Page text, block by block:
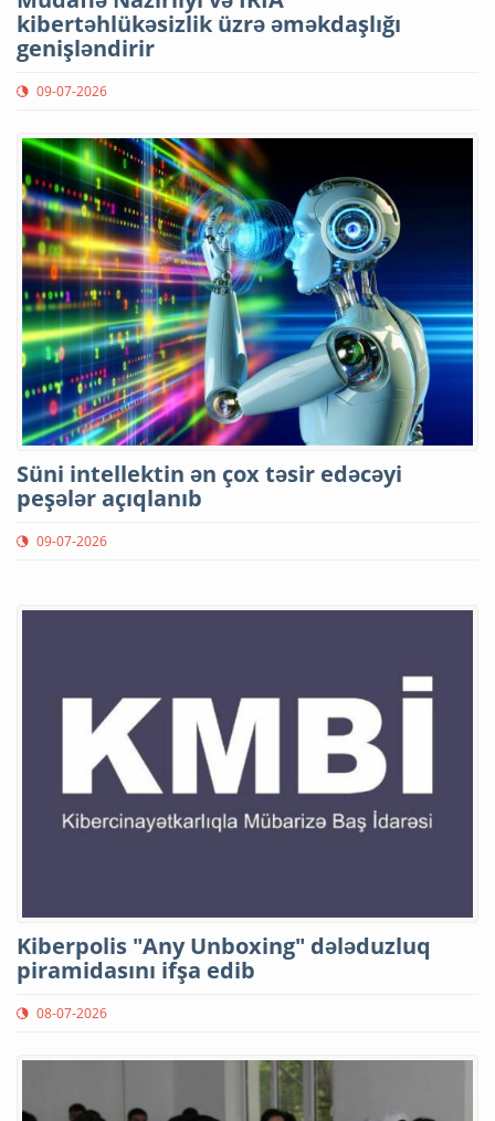
kibertəhlükəsizlik üzrə əməkdaşlığı
genişləndirir
09-07-2026
Süni intellektin ən çox təsir edəcəyi
peşələr açıqlanıb
09-07-2026
Kiberpolis "Any Unboxing" dələduzluq
piramidasını ifşa edib
08-07-2026